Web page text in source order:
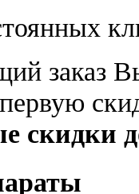
заказ
скидки